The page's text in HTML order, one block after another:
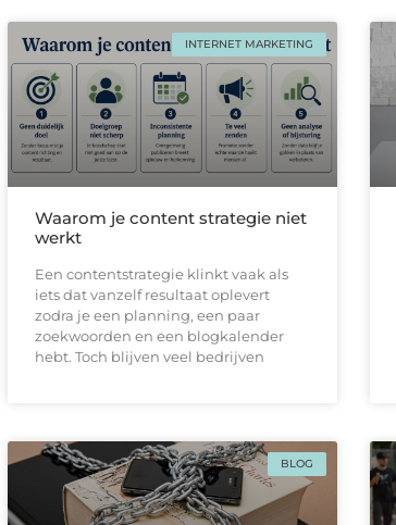
INTERNET MARKETING
Waarom je content strategie niet
werkt
Een contentstrategie klinkt vaak als
iets dat vanzelf resultaat oplevert
zodra je een planning, een paar
zoekwoorden en een blogkalender
hebt. Toch blijven veel bedrijven
BLOG